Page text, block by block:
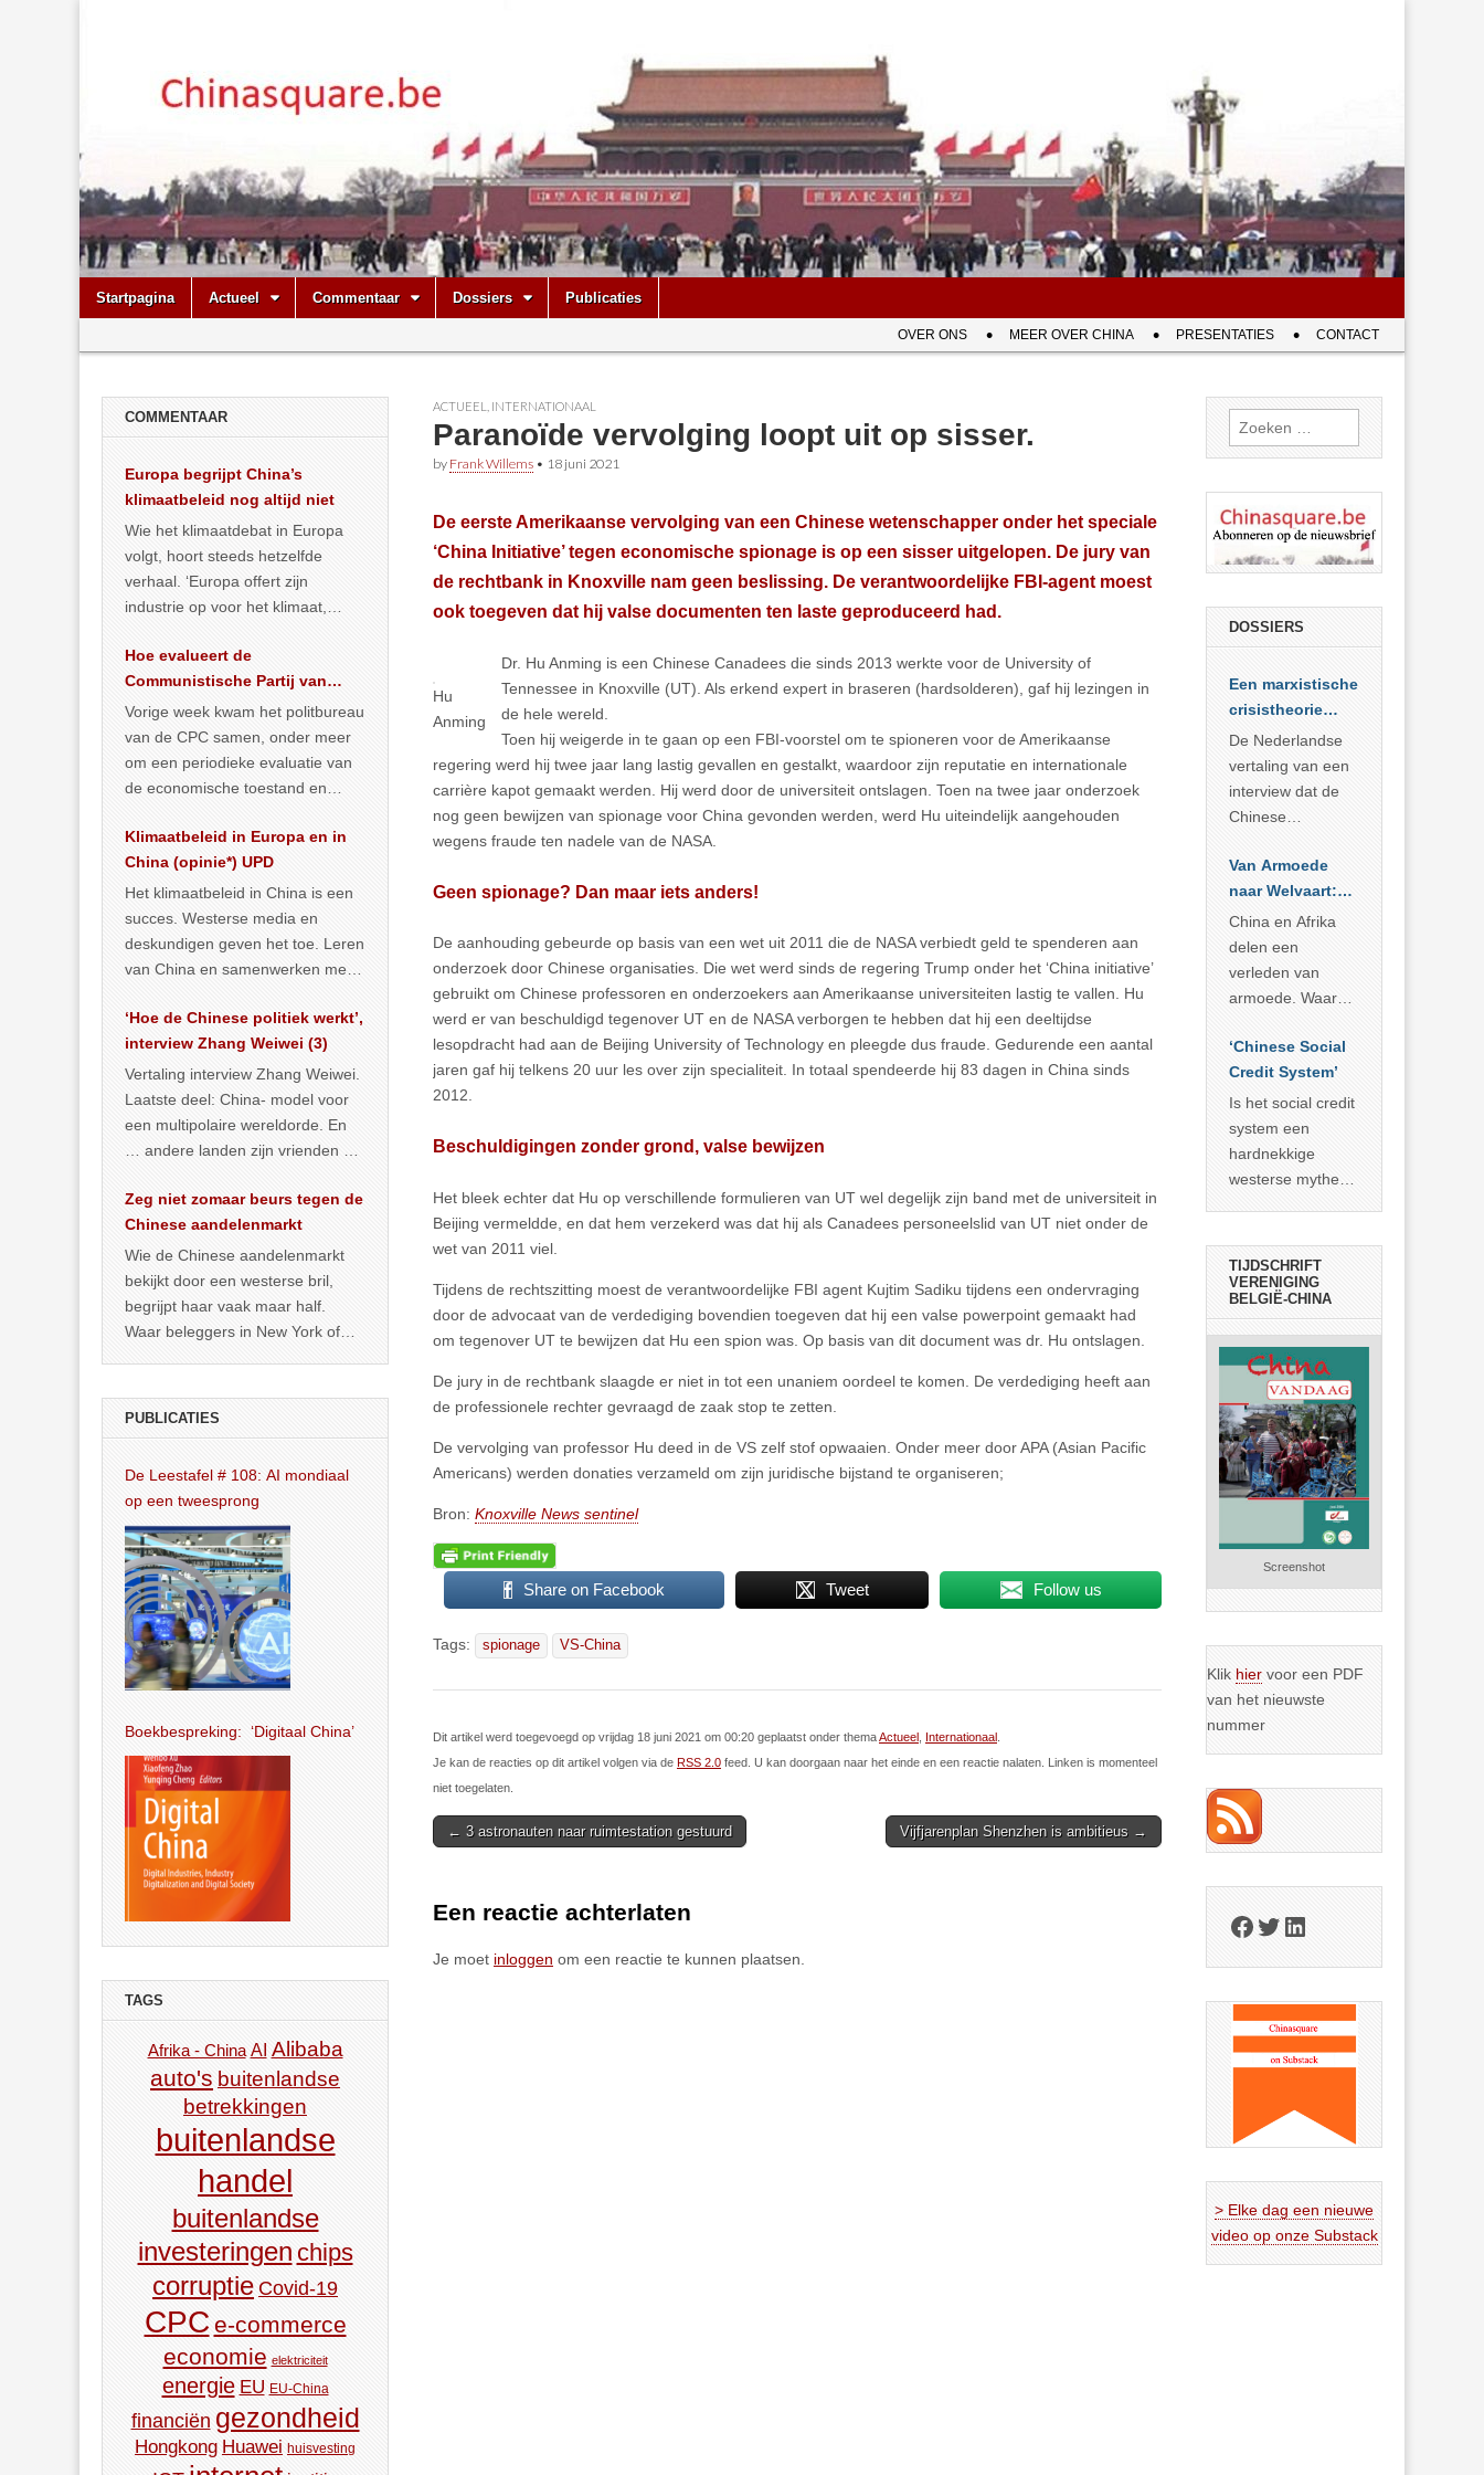
Chinasquare.be
Main
menu
Skip
Startpagina Actueel Commentaar Dossiers Publicaties
menu
OVER ONS MEER OVER CHINA PRESENTATIES CONTACT
ACTUEEL INTERNATIONAAL
Paranoïde vervolging loopt uit op sisser.
by Frank Willems • 18 juni 2021
De eerste Amerikaanse vervolging van een Chinese wetenschapper onder het speciale
‘China Initiative’ tegen economische spionage is op een sisser uitgelopen. De jury van
de rechtbank in Knoxville nam geen beslissing. De verantwoordelijke FBI-agent moest
ook toegeven dat hij valse documenten ten laste geproduceerd had.
Hu
Anming
Dr. Hu Anming is een Chinese Canadees die sinds 2013 werkte voor de University of
Tennessee in Knoxville (UT). Als erkend expert in braseren (hardsolderen), gaf hij lezingen in
de hele wereld.
Toen hij weigerde in te gaan op een FBI-voorstel om te spioneren voor de Amerikaanse
regering werd hij twee jaar lang lastig gevallen en gestalkt, waardoor zijn reputatie en internationale
carrière kapot gemaakt werden. Hij werd door de universiteit ontslagen. Toen na twee jaar onderzoek
nog geen bewijzen van spionage voor China gevonden werden, werd Hu uiteindelijk aangehouden
wegens fraude ten nadele van de NASA.
Geen spionage? Dan maar iets anders!
De aanhouding gebeurde op basis van een wet uit 2011 die de NASA verbiedt geld te spenderen aan
onderzoek door Chinese organisaties. Die wet werd sinds de regering Trump onder het ‘China initiative’
gebruikt om Chinese professoren en onderzoekers aan Amerikaanse universiteiten lastig te vallen. Hu
werd er van beschuldigd tegenover UT en de NASA verborgen te hebben dat hij een deeltijdse
lesopdracht had aan de Beijing University of Technology en pleegde dus fraude. Gedurende een aantal
jaren gaf hij telkens 20 uur les over zijn specialiteit. In totaal spendeerde hij 83 dagen in China sinds
2012.
Beschuldigingen zonder grond, valse bewijzen
Het bleek echter dat Hu op verschillende formulieren van UT wel degelijk zijn band met de universiteit in
Beijing vermeldde, en dat hem verzekerd was dat hij als Canadees personeelslid van UT niet onder de
wet van 2011 viel.
Tijdens de rechtszitting moest de verantwoordelijke FBI agent Kujtim Sadiku tijdens een ondervraging
door de advocaat van de verdediging bovendien toegeven dat hij een valse powerpoint gemaakt had
om tegenover UT te bewijzen dat Hu een spion was. Op basis van dit document was dr. Hu ontslagen.
De jury in de rechtbank slaagde er niet in tot een unaniem oordeel te komen. De verdediging heeft aan
de professionele rechter gevraagd de zaak stop te zetten.
De vervolging van professor Hu deed in de VS zelf stof opwaaien. Onder meer door APA (Asian Pacific
Americans) werden donaties verzameld om zijn juridische bijstand te organiseren;
Bron: Knoxville News sentinel
Share on Facebook Tweet Follow us
Tags: spionage VS-China
Dit artikel werd toegevoegd op vrijdag 18 juni 2021 om 00:20 geplaatst onder themaActueel Internationaal
Je kan de reacties op dit artikel volgen via de RSS 2.0 feed. U kan doorgaan naar het einde en een reactie nalaten. Linken is momenteel
niet toegelaten.
Post
← 3 astronauten naar ruimtestation gestuurd Vijfjarenplan Shenzhen is ambitieus →
Een reactie achterlaten
Je moet inloggen om een reactie te kunnen plaatsen.
COMMENTAAR
Europa begrijpt China’s
klimaatbeleid nog altijd niet
Wie het klimaatdebat in Europa
volgt, hoort steeds hetzelfde
verhaal. ‘Europa offert zijn
industrie op voor het klimaat,
vergroening… >> lees meer
Hoe evalueert de
Communistische Partij van
China de economische
situatie?
Vorige week kwam het politbureau
van de CPC samen, onder meer
om een periodieke evaluatie van
de economische toestand en
publiceerden… >> lees meer
Klimaatbeleid in Europa en in
China (opinie*) UPD
Het klimaatbeleid in China is een
succes. Westerse media en
deskundigen geven het toe. Leren
van China en samenwerken met
… >> lees meer
‘Hoe de Chinese politiek werkt’,
interview Zhang Weiwei (3)
Vertaling interview Zhang Weiwei.
Laatste deel: China- model voor
een multipolaire wereldorde. En
… andere landen zijn vrienden of
Zeg niet zomaar beurs tegen de
Chinese aandelenmarkt
Wie de Chinese aandelenmarkt
bekijkt door een westerse bril,
begrijpt haar vaak maar half.
Waar beleggers in New York of
PUBLICATIES
De Leestafel # 108: AI mondiaal
op een tweesprong
Boekbespreking: ‘Digitaal China’
TAGS
Afrika - China AI Alibaba
auto's buitenlandse
betrekkingen
buitenlandse
handel
buitenlandse
investeringen chips
corruptie Covid-19
CPC e-commerce
economie elektriciteit
energie EU EU-China
financiën gezondheid
Hongkong Huawei huisvesting
Zoeken
naar:
DOSSIERS
Een marxistische
crisistheorie
voor vandaag
De Nederlandse
vertaling van een
interview dat de
Chinese
Sociale
Wetenschappen
afnam van de
Britse
marxistische
econoom Michael
zien dat
… >> lees meer
Van Armoede
naar Welvaart:
Wat Afrika kan
leren van
China’s
economisch
China en Afrika
delen een
verleden van
armoede. Waar
voorbije veertig
jaar in slaagde
meer dan 800
miljoen mensen
uit de armoede
… >> lees meer
‘Chinese Social
Credit System’
Is het social credit
system een
hardnekkige
westerse mythe of
TIJDSCHRIFT
VERENIGING
BELGIË-CHINA
Screenshot
Klik hier voor een PDF
van het nieuwste
nummer
Facebook
Twitter
LinkedIn
> Elke dag een nieuwe
video op onze Substack